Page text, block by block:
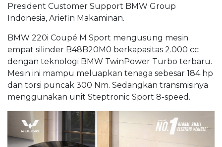
President Customer Support BMW Group
Indonesia, Ariefin Makaminan.
BMW 220i Coupé M Sport mengusung mesin
empat silinder B48B20M0 berkapasitas 2.000 cc
dengan teknologi BMW TwinPower Turbo terbaru.
Mesin ini mampu meluapkan tenaga sebesar 184 hp
dan torsi puncak 300 Nm. Sedangkan transmisinya
menggunakan unit Steptronic Sport 8-speed.